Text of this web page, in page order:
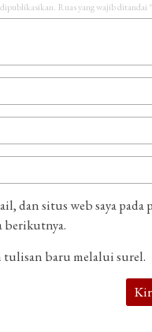
Ruas yang wajib ditandai *
dan situs web saya pada
berikutnya.
tulisan baru melalui surel.